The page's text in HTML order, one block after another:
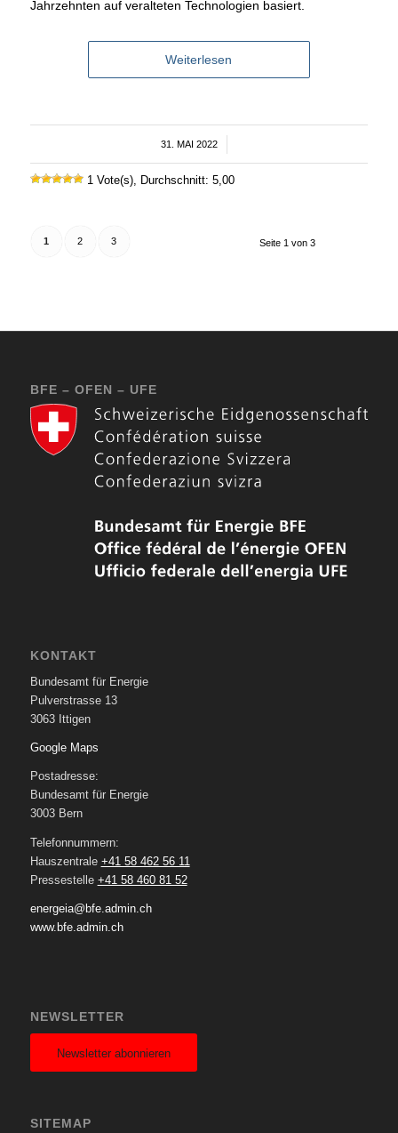
Jahrzehnten auf veralteten Technologien basiert.
Weiterlesen
31. MAI 2022
/
1 Vote(s), Durchschnitt: 5,00
Seite 1 von 3
1 2 3
BFE – OFEN – UFE
KONTAKT
Bundesamt für Energie
Pulverstrasse 13
3063 Ittigen
Google Maps
Postadresse:
Bundesamt für Energie
3003 Bern
Telefonnummern:
Hauszentrale +41 58 462 56 11
Pressestelle +41 58 460 81 52
energeia@bfe.admin.ch
www.bfe.admin.ch
NEWSLETTER
Newsletter abonnieren
SITEMAP